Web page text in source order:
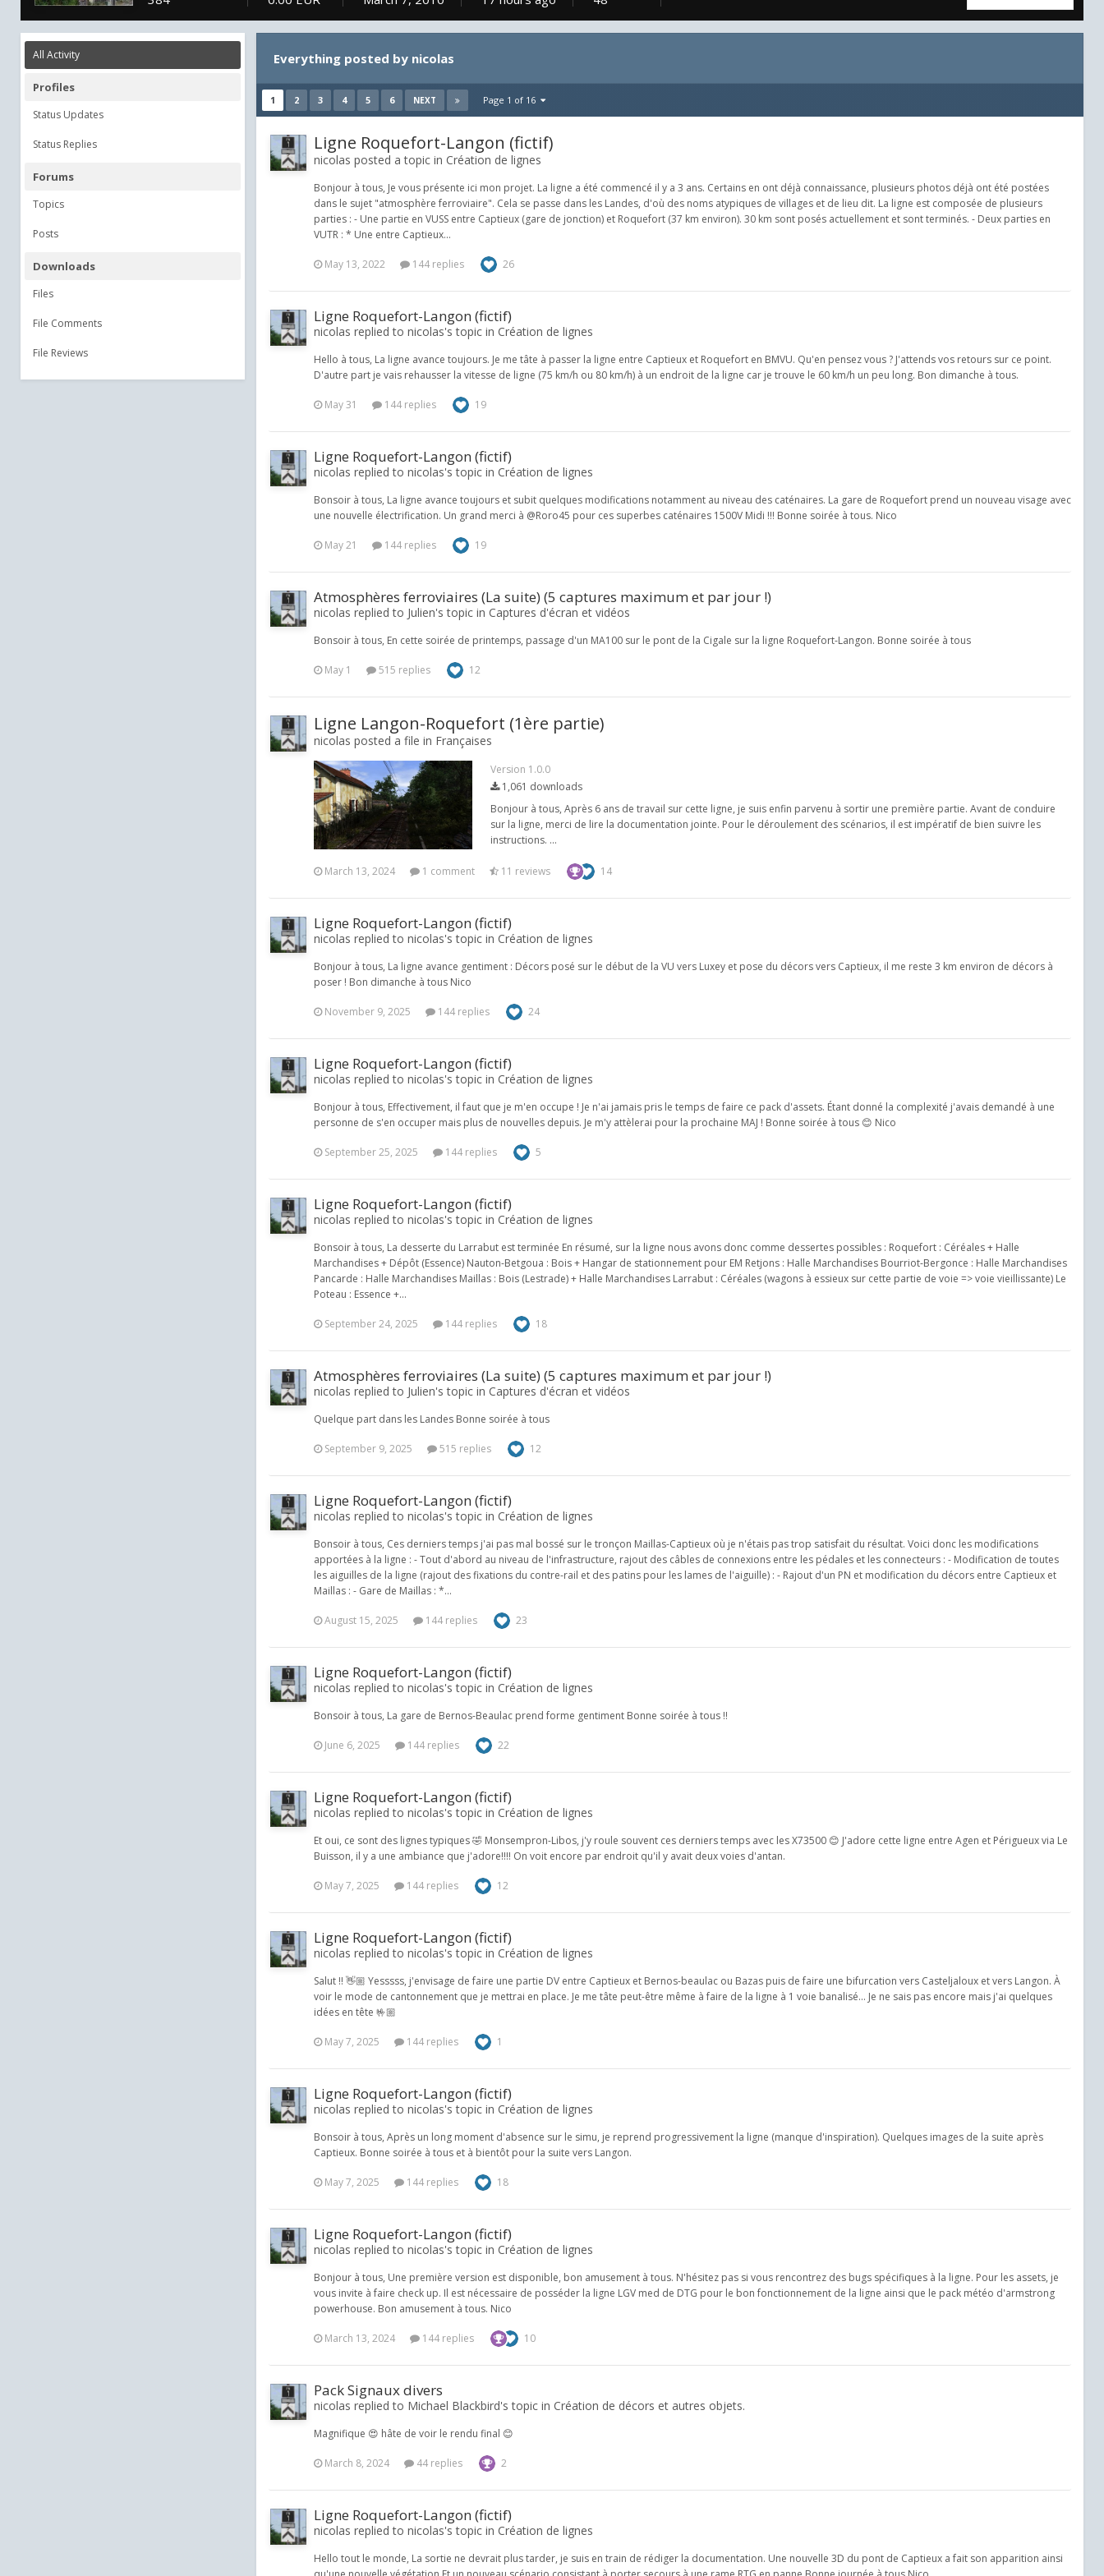
All Activity
Profiles
Status Updates
Status Replies
Forums
Topics
Posts
Downloads
Files
File Comments
File Reviews
Everything posted by nicolas
1 2 3 4 5 6 NEXT Page 1 of 16
Ligne Roquefort-Langon (fictif)
nicolas posted a topic in Création de lignes
Bonjour à tous, Je vous présente ici mon projet. La ligne a été commencé il y a 3 ans. Certains en ont déjà connaissance, plusieurs photos déjà ont été postées
dans le sujet "atmosphère ferroviaire". Cela se passe dans les Landes, d'où des noms atypiques de villages et de lieu dit. La ligne est composée de plusieurs
parties : - Une partie en VUSS entre Captieux (gare de jonction) et Roquefort (37 km environ). 30 km sont posés actuellement et sont terminés. - Deux parties en
VUTR : * Une entre Captieux...
May 13, 2022 144 replies 26
Ligne Roquefort-Langon (fictif)
nicolas replied to nicolas's topic in Création de lignes
Hello à tous, La ligne avance toujours. Je me tâte à passer la ligne entre Captieux et Roquefort en BMVU. Qu'en pensez vous ? J'attends vos retours sur ce point.
D'autre part je vais rehausser la vitesse de ligne (75 km/h ou 80 km/h) à un endroit de la ligne car je trouve le 60 km/h un peu long. Bon dimanche à tous.
May 31 144 replies 19
Ligne Roquefort-Langon (fictif)
nicolas replied to nicolas's topic in Création de lignes
Bonsoir à tous, La ligne avance toujours et subit quelques modifications notamment au niveau des caténaires. La gare de Roquefort prend un nouveau visage avec
une nouvelle électrification. Un grand merci à @Roro45 pour ces superbes caténaires 1500V Midi !!! Bonne soirée à tous. Nico
May 21 144 replies 19
Atmosphères ferroviaires (La suite) (5 captures maximum et par jour !)
nicolas replied to Julien's topic in Captures d'écran et vidéos
Bonsoir à tous, En cette soirée de printemps, passage d'un MA100 sur le pont de la Cigale sur la ligne Roquefort-Langon. Bonne soirée à tous
May 1 515 replies 12
Ligne Langon-Roquefort (1ère partie)
nicolas posted a file in Françaises
Version 1.0.0
1,061 downloads
Bonjour à tous, Après 6 ans de travail sur cette ligne, je suis enfin parvenu à sortir une première partie. Avant de conduire
sur la ligne, merci de lire la documentation jointe. Pour le déroulement des scénarios, il est impératif de bien suivre les
instructions. ...
March 13, 2024 1 comment 11 reviews 14
Ligne Roquefort-Langon (fictif)
nicolas replied to nicolas's topic in Création de lignes
Bonjour à tous, La ligne avance gentiment : Décors posé sur le début de la VU vers Luxey et pose du décors vers Captieux, il me reste 3 km environ de décors à
poser ! Bon dimanche à tous Nico
November 9, 2025 144 replies 24
Ligne Roquefort-Langon (fictif)
nicolas replied to nicolas's topic in Création de lignes
Bonjour à tous, Effectivement, il faut que je m'en occupe ! Je n'ai jamais pris le temps de faire ce pack d'assets. Étant donné la complexité j'avais demandé à une
personne de s'en occuper mais plus de nouvelles depuis. Je m'y attèlerai pour la prochaine MAJ ! Bonne soirée à tous 😊 Nico
September 25, 2025 144 replies 5
Ligne Roquefort-Langon (fictif)
nicolas replied to nicolas's topic in Création de lignes
Bonsoir à tous, La desserte du Larrabut est terminée En résumé, sur la ligne nous avons donc comme dessertes possibles : Roquefort : Céréales + Halle
Marchandises + Dépôt (Essence) Nauton-Betgoua : Bois + Hangar de stationnement pour EM Retjons : Halle Marchandises Bourriot-Bergonce : Halle Marchandises
Pancarde : Halle Marchandises Maillas : Bois (Lestrade) + Halle Marchandises Larrabut : Céréales (wagons à essieux sur cette partie de voie => voie vieillissante) Le
Poteau : Essence +...
September 24, 2025 144 replies 18
Atmosphères ferroviaires (La suite) (5 captures maximum et par jour !)
nicolas replied to Julien's topic in Captures d'écran et vidéos
Quelque part dans les Landes Bonne soirée à tous
September 9, 2025 515 replies 12
Ligne Roquefort-Langon (fictif)
nicolas replied to nicolas's topic in Création de lignes
Bonsoir à tous, Ces derniers temps j'ai pas mal bossé sur le tronçon Maillas-Captieux où je n'étais pas trop satisfait du résultat. Voici donc les modifications
apportées à la ligne : - Tout d'abord au niveau de l'infrastructure, rajout des câbles de connexions entre les pédales et les connecteurs : - Modification de toutes
les aiguilles de la ligne (rajout des fixations du contre-rail et des patins pour les lames de l'aiguille) : - Rajout d'un PN et modification du décors entre Captieux et
Maillas : - Gare de Maillas : *...
August 15, 2025 144 replies 23
Ligne Roquefort-Langon (fictif)
nicolas replied to nicolas's topic in Création de lignes
Bonsoir à tous, La gare de Bernos-Beaulac prend forme gentiment Bonne soirée à tous !!
June 6, 2025 144 replies 22
Ligne Roquefort-Langon (fictif)
nicolas replied to nicolas's topic in Création de lignes
Et oui, ce sont des lignes typiques 🤣 Monsempron-Libos, j'y roule souvent ces derniers temps avec les X73500 😊 J'adore cette ligne entre Agen et Périgueux via Le
Buisson, il y a une ambiance que j'adore!!!! On voit encore par endroit qu'il y avait deux voies d'antan.
May 7, 2025 144 replies 12
Ligne Roquefort-Langon (fictif)
nicolas replied to nicolas's topic in Création de lignes
Salut !! 👋🏼 Yesssss, j'envisage de faire une partie DV entre Captieux et Bernos-beaulac ou Bazas puis de faire une bifurcation vers Casteljaloux et vers Langon. À
voir le mode de cantonnement que je mettrai en place. Je me tâte peut-être même à faire de la ligne à 1 voie banalisé... Je ne sais pas encore mais j'ai quelques
idées en tête 🤟🏼
May 7, 2025 144 replies 1
Ligne Roquefort-Langon (fictif)
nicolas replied to nicolas's topic in Création de lignes
Bonsoir à tous, Après un long moment d'absence sur le simu, je reprend progressivement la ligne (manque d'inspiration). Quelques images de la suite après
Captieux. Bonne soirée à tous et à bientôt pour la suite vers Langon.
May 7, 2025 144 replies 18
Ligne Roquefort-Langon (fictif)
nicolas replied to nicolas's topic in Création de lignes
Bonjour à tous, Une première version est disponible, bon amusement à tous. N'hésitez pas si vous rencontrez des bugs spécifiques à la ligne. Pour les assets, je
vous invite à faire check up. Il est nécessaire de posséder la ligne LGV med de DTG pour le bon fonctionnement de la ligne ainsi que le pack météo d'armstrong
powerhouse. Bon amusement à tous. Nico
March 13, 2024 144 replies 10
Pack Signaux divers
nicolas replied to Michael Blackbird's topic in Création de décors et autres objets.
Magnifique 😍 hâte de voir le rendu final 😊
March 8, 2024 44 replies 2
Ligne Roquefort-Langon (fictif)
nicolas replied to nicolas's topic in Création de lignes
Hello tout le monde, La sortie ne devrait plus tarder, je suis en train de rédiger la documentation. Une nouvelle 3D du pont de Captieux a fait son apparition ainsi